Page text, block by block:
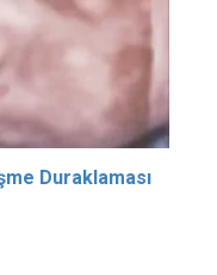
Duraklaması